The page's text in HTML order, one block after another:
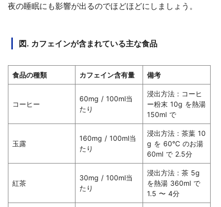
夜の睡眠にも影響が出るのでほどほどにしましょう。
図. カフェインが含まれている主な食品
食品の種類 カフェイン含有量 備考
コーヒー
60mg / 100ml当
たり
浸出方法 : コーヒ
ー粉末 10g を熱湯
150ml で
玉露
160mg / 100ml当
たり
浸出方法 : 茶葉 10
g を 60°C のお湯
60ml で 2.5分
紅茶
30mg / 100ml当
たり
浸出方法 : 茶 5g
を熱湯 360ml で
1.5 〜 4分